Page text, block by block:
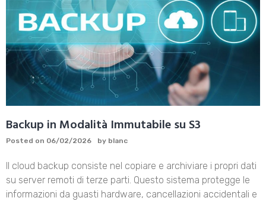
Backup in Modalità Immutabile su S3
Posted on 06/02/2026 by blanc
Il cloud backup consiste nel copiare e archiviare i propri dati
su server remoti di terze parti. Questo sistema protegge le
informazioni da guasti hardware, cancellazioni accidentali e